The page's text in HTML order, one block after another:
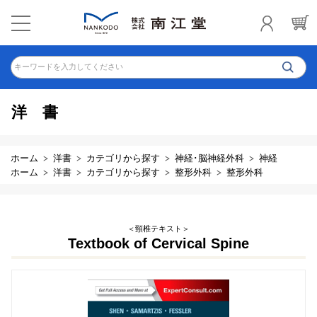
キーワードを入力してください
洋書
ホーム 洋書 カテゴリから探す 神経･脳神経外科
神経
ホーム
洋書 カテゴリから探す 整形外科 整形外科
＜頸椎テキスト＞
Textbook of Cervical Spine